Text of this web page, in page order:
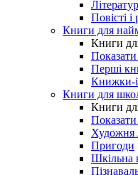
Повісті і
Книги для
Книги
Показати
Перші
Книжки-
Книги для
Книги
Показати
Художня
Пригоди
Шкільна